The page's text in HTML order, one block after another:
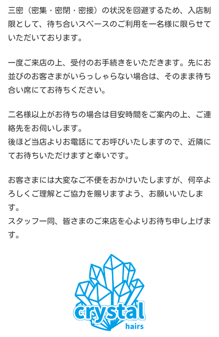
三密（密集・密閉・密接）の状況を回避するため、入店制
限として、待ち合いスペースのご利用を一名様に限らせて
いただいております。
一度ご来店の上、受付のお手続きをいただきます。先にお
並びのお客さまがいらっしゃらない場合は、そのまま待ち
合い席にてお待ちください。
二名様以上がお待ちの場合は目安時間をご案内の上、ご連
絡先をお伺いします。
後ほど当店よりお電話にてお呼びいたしますので、近隣に
てお待ちいただけますと幸いです。
お客さまには大変なご不便をおかけいたしますが、何卒よ
ろしくご理解とご協力を賜りますよう、お願いいたしま
す。
スタッフ一同、皆さまのご来店を心よりお待ち申し上げま
す。